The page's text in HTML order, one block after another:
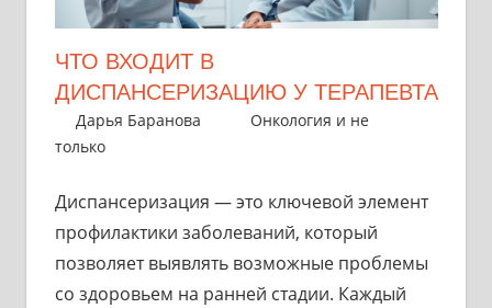
ЧТО ВХОДИТ В
ДИСПАНСЕРИЗАЦИЮ У ТЕРАПЕВТА
22 сентября 2025
Дарья Баранова
Онкология и не
только
Диспансеризация — это ключевой элемент
профилактики заболеваний, который
позволяет выявлять возможные проблемы
со здоровьем на ранней стадии. Каждый